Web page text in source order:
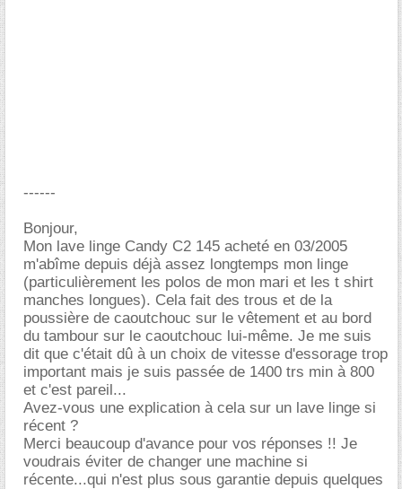
------
Bonjour,
Mon lave linge Candy C2 145 acheté en 03/2005
m'abîme depuis déjà assez longtemps mon linge
(particulièrement les polos de mon mari et les t shirt
manches longues). Cela fait des trous et de la
poussière de caoutchouc sur le vêtement et au bord
du tambour sur le caoutchouc lui-même. Je me suis
dit que c'était dû à un choix de vitesse d'essorage trop
important mais je suis passée de 1400 trs min à 800
et c'est pareil...
Avez-vous une explication à cela sur un lave linge si
récent ?
Merci beaucoup d'avance pour vos réponses !! Je
voudrais éviter de changer une machine si
récente...qui n'est plus sous garantie depuis quelques